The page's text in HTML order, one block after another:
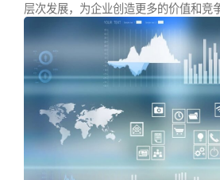
层次发展，为企业创造更多的价值和竞